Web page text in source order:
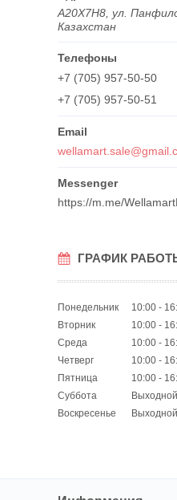
A20X7H8, ул.
Казахстан
+7 (705) 957-50-50
+7 (705) 957-50-51
https://m.me/
ГРАФИК
Понедельник 10:00
Вторник
10:00
Среда
10:00
Четверг
10:00
Пятница
10:00
Суббота
Выходной
Воскресенье
Выходной